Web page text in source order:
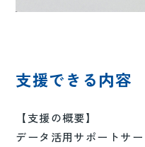
支援できる内容
【支援の概要】
データ活用サポートサ